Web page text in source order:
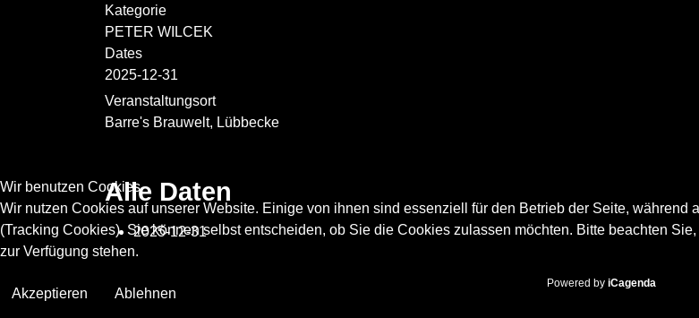
Kategorie
PETER WILCEK
Dates
2025-12-31
Veranstaltungsort
Barre's Brauwelt, Lübbecke
Alle Daten
2025-12-31
Powered by iCagenda
Wir benutzen Cookies
Wir nutzen Cookies auf unserer Website. Einige von ihnen sind essenziell für den Betrieb der Seite,
(Tracking Cookies). Sie können selbst entscheiden, ob Sie die Cookies zulassen möchten. Bitte beachten
zur Verfügung stehen.
Akzeptieren Ablehnen